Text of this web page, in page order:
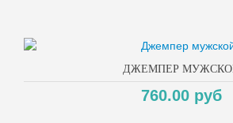
ДЖЕМПЕР
760.00 руб